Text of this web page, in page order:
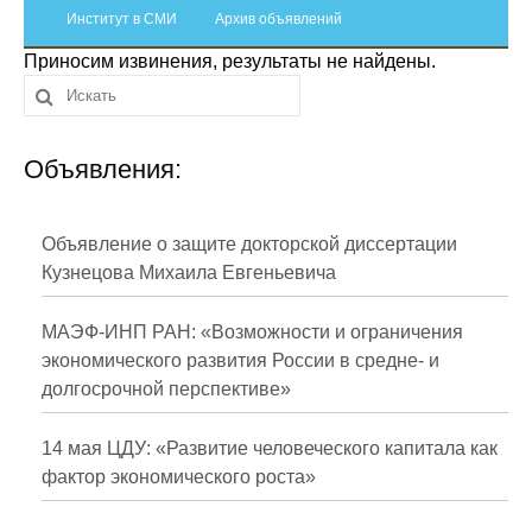
Отчетность
Противодействие коррупции
Материалы для СМИ
Публикации
Научная жизнь
Проблемы прогнозирования
О журнале
Номера журналов
Институт в СМИ Архив объявлений
Приносим извинения, результаты не найдены.
Объявления:
Объявление о защите докторской диссертации
Кузнецова Михаила Евгеньевича
МАЭФ-ИНП РАН: «Возможности и ограничения
экономического развития России в средне- и
долгосрочной перспективе»
14 мая ЦДУ: «Развитие человеческого капитала как
фактор экономического роста»